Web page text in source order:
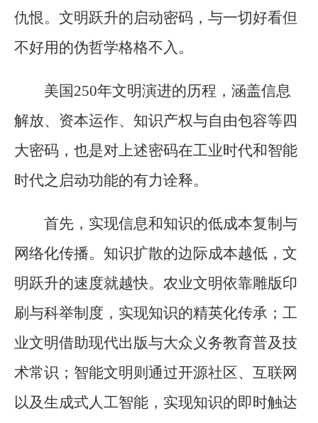
仇恨。文明跃升的启动密码，与一切好看但
不好用的伪哲学格格不入。
美国250年文明演进的历程，涵盖信息
解放、资本运作、知识产权与自由包容等四
大密码，也是对上述密码在工业时代和智能
时代之启动功能的有力诠释。
首先，实现信息和知识的低成本复制与
网络化传播。知识扩散的边际成本越低，文
明跃升的速度就越快。农业文明依靠雕版印
刷与科举制度，实现知识的精英化传承；工
业文明借助现代出版与大众义务教育普及技
术常识；智能文明则通过开源社区、互联网
以及生成式人工智能，实现知识的即时触达